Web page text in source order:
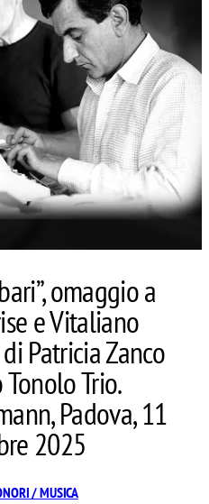
omaggio a
e Vitaliano
Patricia Zanco
Trio.
Padova, 11
2025
/ MUSICA